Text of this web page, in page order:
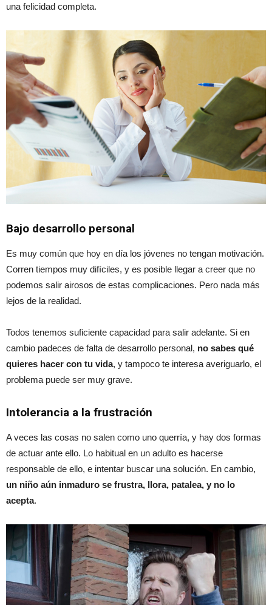
una felicidad completa.
Bajo desarrollo personal
Es muy común que hoy en día los jóvenes no tengan motivación.
Corren tiempos muy difíciles, y es posible llegar a creer que no
podemos salir airosos de estas complicaciones. Pero nada más
lejos de la realidad.
Todos tenemos suficiente capacidad para salir adelante. Si en
cambio padeces de falta de desarrollo personal, no sabes qué
quieres hacer con tu vida, y tampoco te interesa averiguarlo, el
problema puede ser muy grave.
Intolerancia a la frustración
A veces las cosas no salen como uno querría, y hay dos formas
de actuar ante ello. Lo habitual en un adulto es hacerse
responsable de ello, e intentar buscar una solución. En cambio,
un niño aún inmaduro se frustra, llora, patalea, y no lo
acepta.